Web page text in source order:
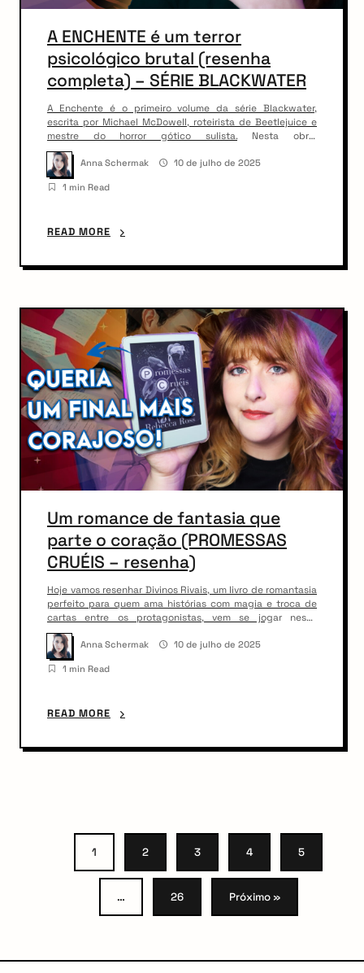
A ENCHENTE é um terror
psicológico brutal (resenha
completa) – SÉRIE BLACKWATER
A Enchente é o primeiro volume da série Blackwater,
escrita por Michael McDowell, roteirista de Beetlejuice e
mestre do horror gótico sulista. Nesta obra,
acompanhamos a chegada da misteriosa Elinor Dammert à
cidade de Perdido, logo após uma enchente devastadora.
Mistério, segredos de família e uma presença sombria
marcam o início dessa saga envolvente e […]
Anna Schermak 10 de julho de 2025
1 min Read
READ MORE
Um romance de fantasia que
parte o coração (PROMESSAS
CRUÉIS – resenha)
Hoje vamos resenhar Divinos Rivais, um livro de romantasia
perfeito para quem ama histórias com magia e troca de
cartas entre os protagonistas, vem se jogar nesse
romance da Rebecca Ross! Compra o livro aqui:
https://amzn.to/45f53oF
Anna Schermak 10 de julho de 2025
1 min Read
READ MORE
1 2 3 4 5
… 26 Próximo »